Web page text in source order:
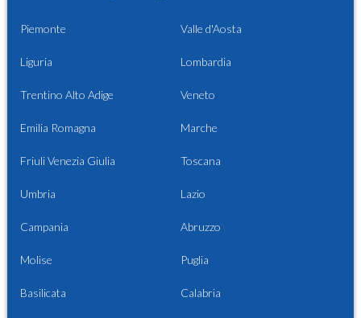
Piemonte Valle d'Aosta
Liguria Lombardia
Trentino Alto Adige Veneto
Emilia Romagna Marche
Friuli Venezia Giulia Toscana
Umbria Lazio
Campania Abruzzo
Molise Puglia
Basilicata Calabria